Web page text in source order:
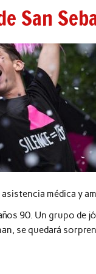
San
médica y
90. Un grupo de
se quedará